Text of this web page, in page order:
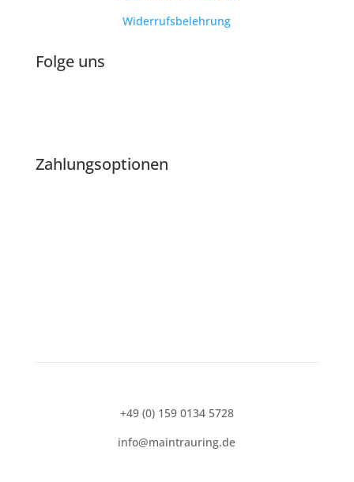
Widerrufsbelehrung
Folge uns
Zahlungsoptionen
+49 (0) 159 0134 5728
info@maintrauring.de